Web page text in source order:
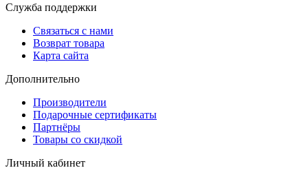
Служба поддержки
Связаться с нами
Возврат товара
Карта сайта
Дополнительно
Производители
Подарочные сертификаты
Партнёры
Товары со скидкой
Личный кабинет